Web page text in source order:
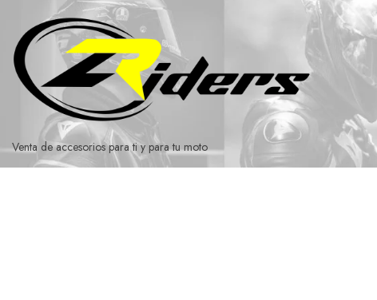
contenido
Venta de accesorios para ti y para tu moto